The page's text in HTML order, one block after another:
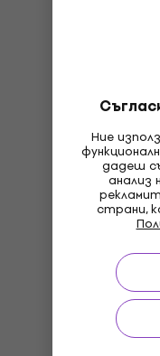
Ние
дадеш
анализ
страни,